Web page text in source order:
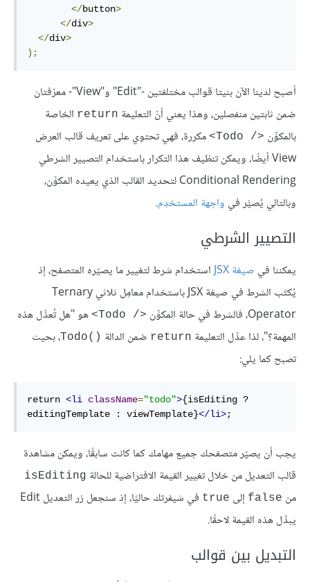
</button>
</div>
</div>
);
أصبح لدينا الآن بنيتا قوالب مختلفتين -"Edit" و"View"- معرّفتان
ضمن ثابتين منفصلين، وهذا يعني أنّ التعليمة return الخاصة
بالمكوِّن <Todo /‎>
مكررة، فهي تحتوي على تعريف قالب العرض
View أيضًا، ويمكن تنظيف هذا التكرار باستخدام التصيير الشرطي
Conditional Rendering لتحديد القالب الذي يعيده المكوِّن،
وبالتالي يُصيَّر في واجهة المستخدِم.
التصيير الشرطي
يمكننا في صيغة JSX
استخدام شرط لتغيير ما يصيّره المتصفح، إذ
يُكتَب الشرط في صيغة JSX باستخدام معامِل ثلاثي Ternary
Operator، فالشرط في حالة المكوِّن
<Todo /‎>
هو "هل تُعدَّل هذه
المهمة؟"، لذا عدِّل التعليمة return ضمن الدالة Todo()‎، بحيث
تصبح كما يلي:
return <li className="todo">{isEditing ?
editingTemplate : viewTemplate}</li>;
يجب أن يصيّر متصفحك جميع مهامك كما كانت سابقًا، ويمكن مشاهدة
قالب التعديل من خلال تغيير القيمة الافتراضية للحالة isEditing
من false إلى true
في شيفرتك حاليًا، إذ سنجعل زر التعديل Edit
يبدِّل هذه القيمة لاحقًا.
التبديل بين قوالب